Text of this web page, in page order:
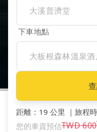
下車地點
距離 ： 19 公里 ｜ 旅程
您的車資預估TWD600